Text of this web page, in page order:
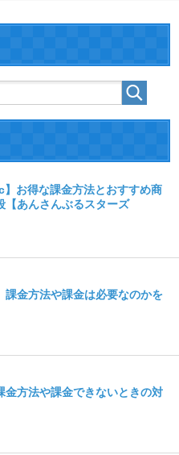
】お得な課金方法とおすすめ商
【あんさんぶるスターズ
課金方法や課金は必要なのかを
金方法や課金できないときの対